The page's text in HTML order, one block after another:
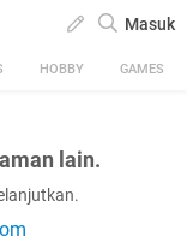
Masuk
HOBBY GAMES
lain.